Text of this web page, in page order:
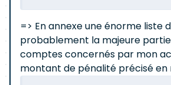
=> En annexe une énorme liste
probablement la majeure
comptes concernés par mon
montant de pénalité précisé en